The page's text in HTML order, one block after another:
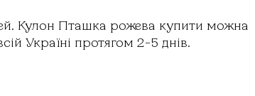
Кулон Пташка рожева купити можна
Україні протягом 2-5 днів.